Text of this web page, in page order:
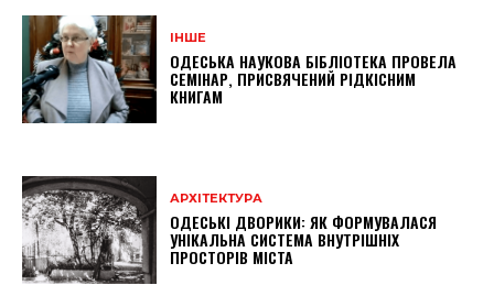
ІНШЕ
ОДЕСЬКА НАУКОВА БІБЛІОТЕКА ПРОВЕЛА
СЕМІНАР, ПРИСВЯЧЕНИЙ РІДКІСНИМ
КНИГАМ
АРХІТЕКТУРА
ОДЕСЬКІ ДВОРИКИ: ЯК ФОРМУВАЛАСЯ
УНІКАЛЬНА СИСТЕМА ВНУТРІШНІХ
ПРОСТОРІВ МІСТА